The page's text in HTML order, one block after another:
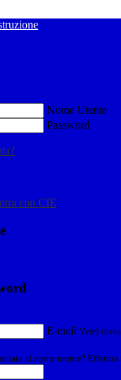
Nome Utente
Password
con CIE
E-mail Verrà
al nome utente?